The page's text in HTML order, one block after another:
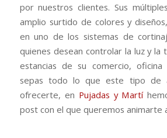
por nuestros clientes.Sus
amplio surtido de colores y
en uno de los sistemas de
quienes desean controlar la luz y la
estancias de su comercio, oficina
sepas todo lo que este tipo de
ofrecerte, en Pujadas y Martí
post con el que queremos animarte